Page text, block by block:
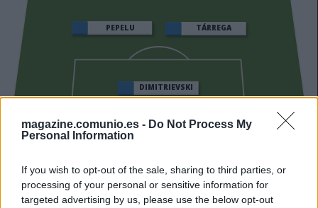
magazine.comunio.es - Do Not Process My
Personal Information
If you wish to opt-out of the sale, sharing to third parties, or
processing of your personal or sensitive information for
targeted advertising by us, please use the below opt-out
DIMITRIEVSKI
TÁRREGA
PEPELU
Estos jugadores son duda: Correia.
Posibles cambios en el once: Corberán podría introducir